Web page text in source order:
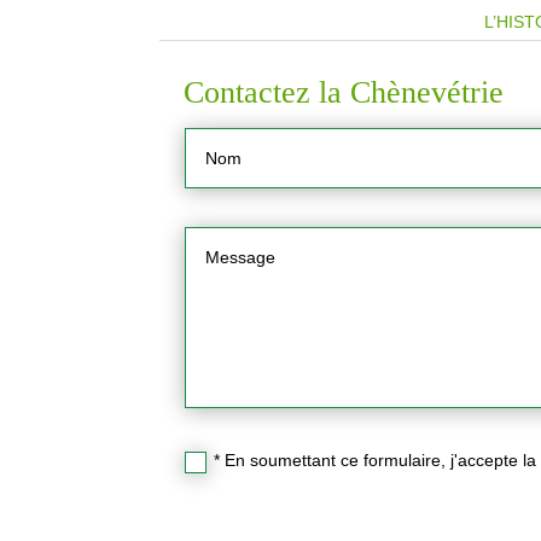
Contactez la Chènevétrie
* En soumettant ce formulaire, j'accepte